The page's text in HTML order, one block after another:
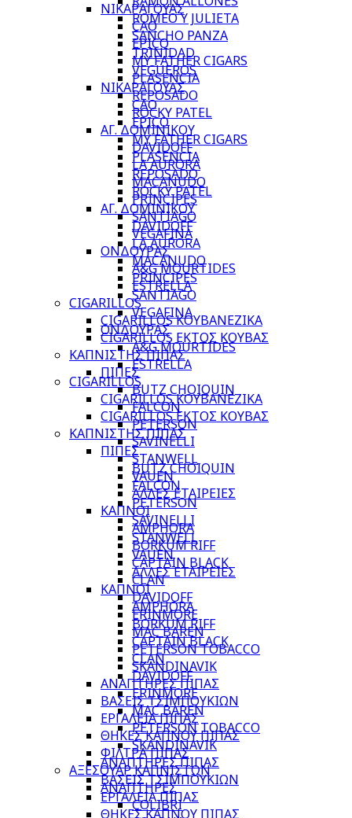
ΝΙΚΑΡΑΓΟΥΑΣ
CAO
EPICO
MY FATHER CIGARS
PLASENCIA
REPOSADO
ROCKY PATEL
ΑΓ. ΔΟΜΙΝΙΚΟΥ
DAVIDOFF
LA AURORA
MACANUDO
PRINCIPES
SANTIAGO
VEGAFINA
ΟΝΔΟΥΡΑΣ
A&G MOURTIDES
ESTRELLA
CIGARILLOS
CIGARILLOS ΚΟΥΒΑΝΕΖΙΚΑ
CIGARILLOS ΕΚΤΟΣ ΚΟΥΒΑΣ
ΚΑΠΝΙΣΤΗΣ ΠΙΠΑΣ
ΠΙΠΕΣ
BUTZ CHOIQUIN
FALCON
PETERSON
SAVINELLI
STANWELL
VAUEN
ΑΛΛΕΣ ΕΤΑΙΡΕΙΕΣ
ΚΑΠΝΟΙ
AMPHORA
BORKUM RIFF
CAPTAIN BLACK
CLAN
DAVIDOFF
ERINMORE
MAC BAREN
PETERSON TOBACCO
SKANDINAVIK
ΑΝΑΠΤΗΡΕΣ ΠΙΠΑΣ
ΒΑΣΕΙΣ ΤΣΙΜΠΟΥΚΙΩΝ
ΕΡΓΑΛΕΙΑ ΠΙΠΑΣ
ΘΗΚΕΣ ΚΑΠΝΟΥ ΠΙΠΑΣ
ΦΙΛΤΡΑ ΠΙΠΑΣ
ΑΞΕΣΟΥΑΡ ΚΑΠΝΙΣΤΩΝ
ΑΝΑΠΤΗΡΕΣ
COLIBRI
ROMEO Y JULIETA
SANCHO PANZA
TRINIDAD
VEGUEROS
ΝΙΚΑΡΑΓΟΥΑΣ
CAO
EPICO
MY FATHER CIGARS
PLASENCIA
REPOSADO
ROCKY PATEL
ΑΓ. ΔΟΜΙΝΙΚΟΥ
DAVIDOFF
LA AURORA
MACANUDO
PRINCIPES
SANTIAGO
VEGAFINA
ΟΝΔΟΥΡΑΣ
A&G MOURTIDES
ESTRELLA
CIGARILLOS
CIGARILLOS ΚΟΥΒΑΝΕΖΙΚΑ
CIGARILLOS ΕΚΤΟΣ ΚΟΥΒΑΣ
ΚΑΠΝΙΣΤΗΣ ΠΙΠΑΣ
ΠΙΠΕΣ
BUTZ CHOIQUIN
FALCON
PETERSON
SAVINELLI
STANWELL
VAUEN
ΑΛΛΕΣ ΕΤΑΙΡΕΙΕΣ
ΚΑΠΝΟΙ
AMPHORA
BORKUM RIFF
CAPTAIN BLACK
CLAN
DAVIDOFF
ERINMORE
MAC BAREN
PETERSON TOBACCO
SKANDINAVIK
ΑΝΑΠΤΗΡΕΣ ΠΙΠΑΣ
ΒΑΣΕΙΣ ΤΣΙΜΠΟΥΚΙΩΝ
ΕΡΓΑΛΕΙΑ ΠΙΠΑΣ
ΘΗΚΕΣ ΚΑΠΝΟΥ ΠΙΠΑΣ